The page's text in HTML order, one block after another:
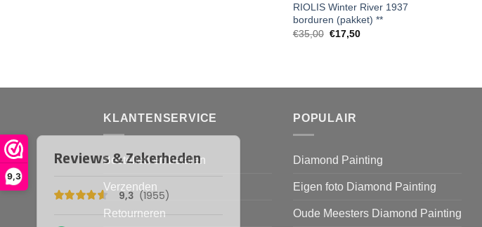
9,3
RIOLIS Winter River 1937
borduren (pakket) **
€35,00 Oorspronkelijke
€17,50Huidige
KLANTENSERVICE
Bestellen en betalen
Verzenden
Retourneren
POPULAIR
Diamond Painting
Eigen foto Diamond Painting
Oude Meesters Diamond Painting